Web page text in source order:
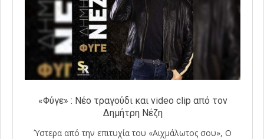
«Φύγε» : Νέο τραγούδι και video clip από τον
Δημήτρη Νέζη
Ύστερα από την επιτυχία του «Αιχμάλωτος σου», Ο